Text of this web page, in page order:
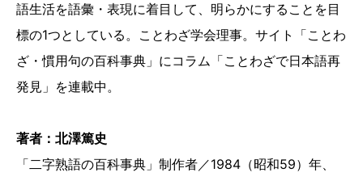
語生活を語彙・表現に着目して、明らかにすることを目
標の1つとしている。ことわざ学会理事。サイト「ことわ
ざ・慣用句の百科事典」にコラム「ことわざで日本語再
発見」を連載中。
著者：北澤篤史
「二字熟語の百科事典」制作者／1984（昭和59）年、